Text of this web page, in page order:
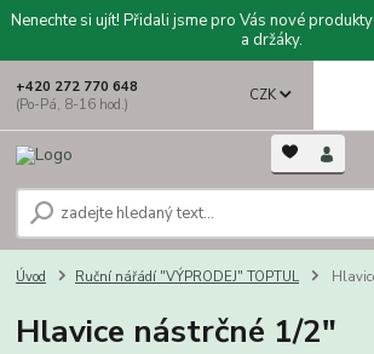
Nenechte si ujít! Přidali jsme pro Vás nové
a držáky.
CZK
+420 272 770 648
(Po-Pá, 8-16 hod.)
Úvod Ruční nářádí "VÝPRODEJ" TOPTUL
Hlavice nástrčné 1/2"